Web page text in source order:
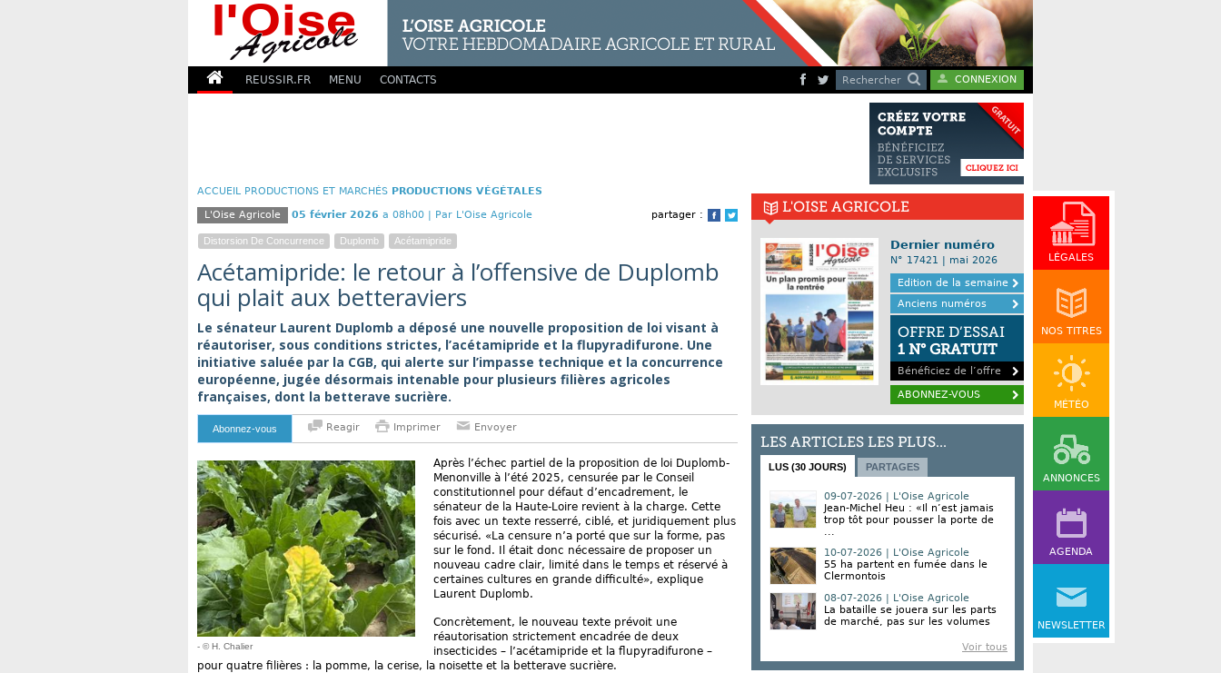
REUSSIR.FR MENU CONTACTS Rechercher CONNEXION
LÉGALES
NOS TITRES
MÉTÉO
ANNONCES
AGENDA
NEWSLETTER
ACCUEIL PRODUCTIONS ET MARCHÉS PRODUCTIONS VÉGÉTALES
partager :
Facebook
Twitter
L'Oise Agricole 05 février 2026 a 08h00 | Par L'Oise Agricole
Distorsion De Concurrence Duplomb Acétamipride
Acétamipride: le retour à l’offensive de Duplomb
qui plait aux betteraviers
Le sénateur Laurent Duplomb a déposé une nouvelle proposition de loi visant à
réautoriser, sous conditions strictes, l’acétamipride et la flupyradifurone. Une
initiative saluée par la CGB, qui alerte sur l’impasse technique et la concurrence
européenne, jugée désormais intenable pour plusieurs filières agricoles
françaises, dont la betterave sucrière.
Abonnez-vous Reagir Imprimer Envoyer
- © H. Chalier
Après l’échec partiel de la proposition de loi Duplomb-
Menonville à l’été 2025, censurée par le Conseil
constitutionnel pour défaut d’encadrement, le
sénateur de la Haute-Loire revient à la charge. Cette
fois avec un texte resserré, ciblé, et juridiquement plus
sécurisé. «La censure n’a porté que sur la forme, pas
sur le fond. Il était donc nécessaire de proposer un
nouveau cadre clair, limité dans le temps et réservé à
certaines cultures en grande difficulté», explique
Laurent Duplomb.
Concrètement, le nouveau texte prévoit une
réautorisation strictement encadrée de deux
insecticides – l’acétamipride et la flupyradifurone –
pour quatre filières : la pomme, la cerise, la noisette et la betterave sucrière.
L'OISE AGRICOLE
Dernier numéro
N° 17421 | mai 2026
Edition de la semaine
Anciens numéros
OFFRE D’ESSAI
1 N° GRATUIT
Bénéficiez de l’offre
ABONNEZ-VOUS
LES ARTICLES LES PLUS...
LUS (30 JOURS) PARTAGES
09-07-2026 | L'Oise Agricole
Jean-Michel Heu : «Il n’est jamais
trop tôt pour pousser la porte de
...
10-07-2026 | L'Oise Agricole
55 ha partent en fumée dans le
Clermontois
08-07-2026 | L'Oise Agricole
La bataille se jouera sur les parts
de marché, pas sur les volumes
Voir tous